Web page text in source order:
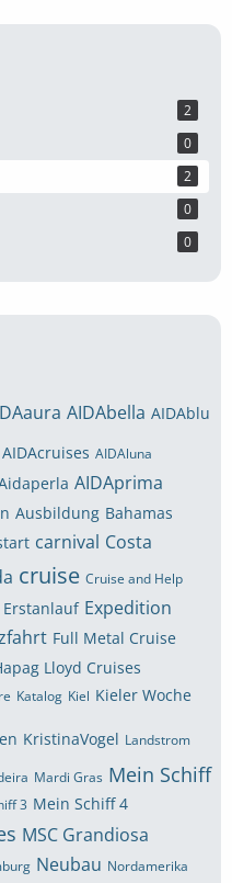
2
0
2
0
0
AIDAbella AIDAblu
AIDAcruises AIDAluna
AIDAprima
Ausbildung Bahamas
carnival Costa
cruise Cruise and Help
Erstanlauf Expedition
Full Metal Cruise
Lloyd Cruises
Katalog Kiel Kieler Woche
KristinaVogel Landstrom
Mardi Gras Mein Schiff
3 Mein Schiff 4
MSC Grandiosa
Neubau Nordamerika